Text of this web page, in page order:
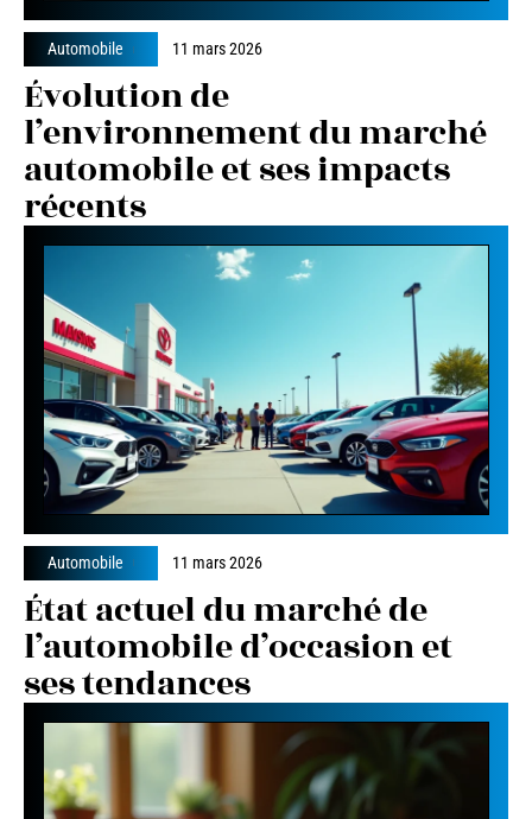
Automobile 11 mars 2026
Évolution de
l’environnement du marché
automobile et ses impacts
récents
Automobile 11 mars 2026
État actuel du marché de
l’automobile d’occasion et
ses tendances